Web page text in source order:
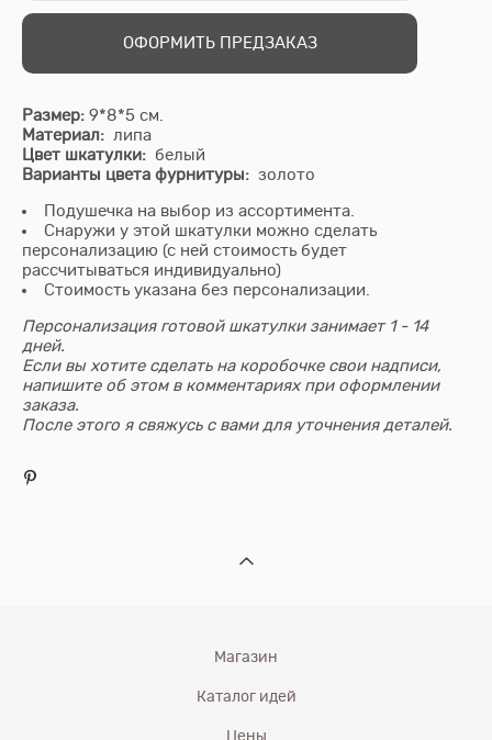
ОФОРМИТЬ ПРЕДЗАКАЗ
Размер: 9*8*5 см.
Материал: липа
Цвет шкатулки: белый
Варианты цвета фурнитуры: золото
Подушечка на выбор из ассортимента.
Снаружи у этой шкатулки можно сделать
персонализацию (с ней стоимость будет
рассчитываться индивидуально)
​Стоимость указана без персонализации.
Персонализация готовой шкатулки занимает 1 - 14
дней.
Если вы хотите сделать на коробочке свои надписи,
напишите об этом в комментариях при оформлении
заказа.
После этого я свяжусь с вами для уточнения деталей.
Магазин
Каталог идей
Цены